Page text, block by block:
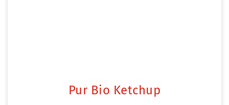
Pur Bio Ketchup